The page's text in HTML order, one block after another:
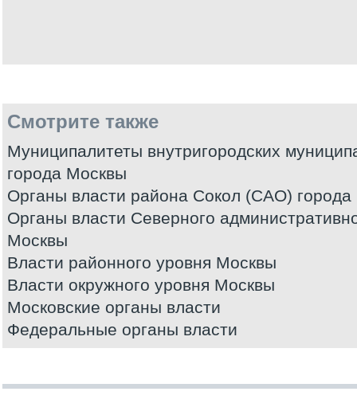
Смотрите также
Муниципалитеты внутригородских
города Москвы
Органы власти района Сокол (САО)
Органы власти Северного
Москвы
Власти районного уровня Москвы
Власти окружного уровня Москвы
Московские органы власти
Федеральные органы власти